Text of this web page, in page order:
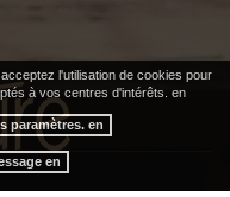
l'utilisation de cookies pour
à vos centres d'intérêts. en
paramètres. en